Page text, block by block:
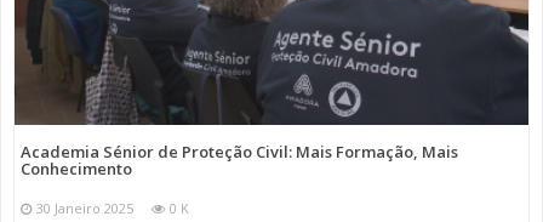
Academia Sénior de Proteção Civil: Mais Formação, Mais
Conhecimento
30 Janeiro 2025 0 K